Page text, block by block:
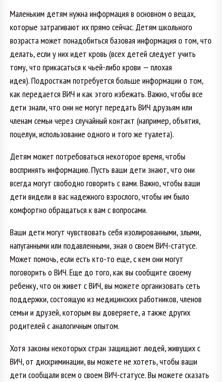
Маленьким детям нужна информация в основном о вещах,
которые затрагивают их прямо сейчас. Детям школьного
возраста может понадобиться базовая информация о том, что
делать, если у них идет кровь (всех детей следует учить
тому, что прикасаться к чьей-либо крови — плохая
идея). Подросткам потребуется больше информации о том,
как передается ВИЧ и как этого избежать. Важно, чтобы все
дети знали, что они не могут передать ВИЧ друзьям или
членам семьи через случайный контакт (например, объятия,
поцелуи, использование одного и того же туалета).
Детям может потребоваться некоторое время, чтобы
воспринять информацию. Пусть ваши дети знают, что они
всегда могут свободно говорить с вами. Важно, чтобы ваши
дети видели в вас надежного взрослого, чтобы им было
комфортно обращаться к вам с вопросами.
Ваши дети могут чувствовать себя изолированными, злыми,
напуганными или подавленными, зная о своем ВИЧ-статусе.
Может помочь, если есть кто-то еще, с кем они могут
поговорить о ВИЧ. Еще до того, как вы сообщите своему
ребенку, что он живет с ВИЧ, вы можете организовать сеть
поддержки, состоящую из медицинских работников, членов
семьи и друзей, которым вы доверяете, а также других
родителей с аналогичным опытом.
Хотя законы некоторых стран защищают людей, живущих с
ВИЧ, от дискриминации, вы можете не хотеть, чтобы ваши
дети сообщали всем о своем ВИЧ-статусе. Вы можете сказать